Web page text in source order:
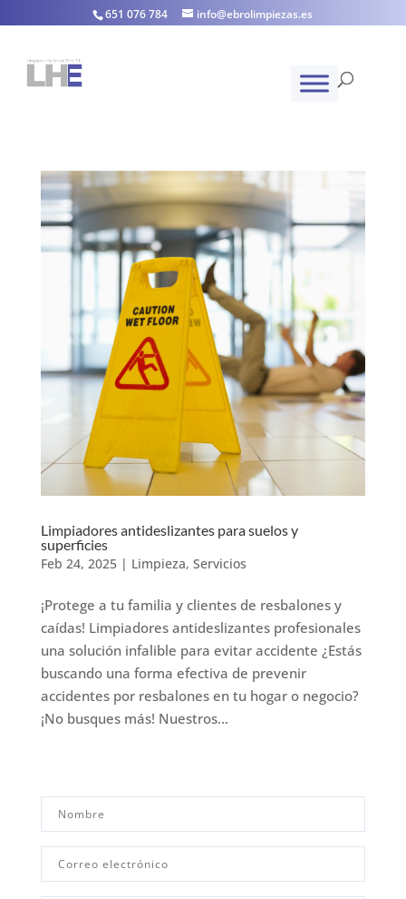
651 076 784 info@ebrolimpiezas.es
Limpiadores antideslizantes para suelos y
superficies
Feb 24, 2025| Limpieza, Servicios
¡Protege a tu familia y clientes de resbalones y
caídas! Limpiadores antideslizantes profesionales
una solución infalible para evitar accidente ¿Estás
buscando una forma efectiva de prevenir
accidentes por resbalones en tu hogar o negocio?
¡No busques más! Nuestros...